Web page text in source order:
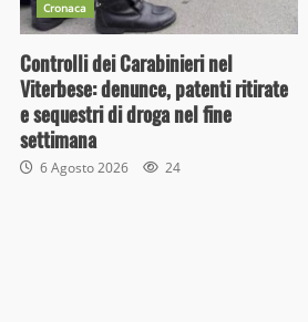
Cronaca
Controlli dei Carabinieri nel
Viterbese: denunce, patenti ritirate
e sequestri di droga nel fine
settimana
6 Agosto 2026 24